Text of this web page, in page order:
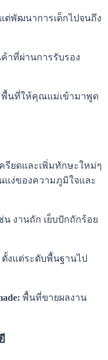
ต่พัฒนาการเด็กไปจนถึง
าที่ผ่านการรับรอง
พื้นที่ให้คุณแม่เข้ามาพูด
รียดและเพิ่มทักษะใหม่ๆ
แง่ของความภูมิใจและ
น งานถัก เย็บปักถักร้อย
ตั้งแต่ระดับพื้นฐานไป
พื้นที่ขายผลงาน